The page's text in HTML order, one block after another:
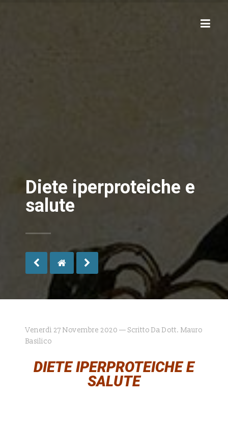
Diete iperproteiche e
salute
Venerdì 27 Novembre 2020 — Scritto Da Dott. Mauro
Basilico
DIETE IPERPROTEICHE E
SALUTE